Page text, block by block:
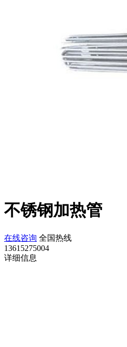
不锈钢加热管
在线咨询 全国热线
13615275004
详细信息